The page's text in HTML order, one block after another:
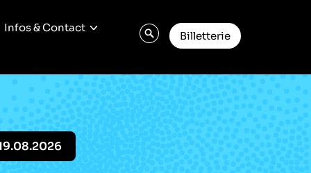
Infos & Contact
Billetterie